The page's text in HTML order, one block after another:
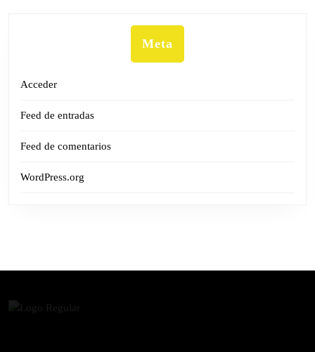
Meta
Acceder
Feed de entradas
Feed de comentarios
WordPress.org